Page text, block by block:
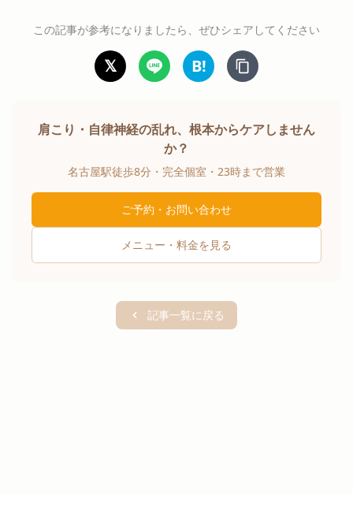
この記事が参考になりましたら、ぜひシェアしてください
𝕏 B!
肩こり・自律神経の乱れ、根本からケアしません
か？
名古屋駅徒歩8分・完全個室・23時まで営業
ご予約・お問い合わせ
メニュー・料金を見る
記事一覧に戻る